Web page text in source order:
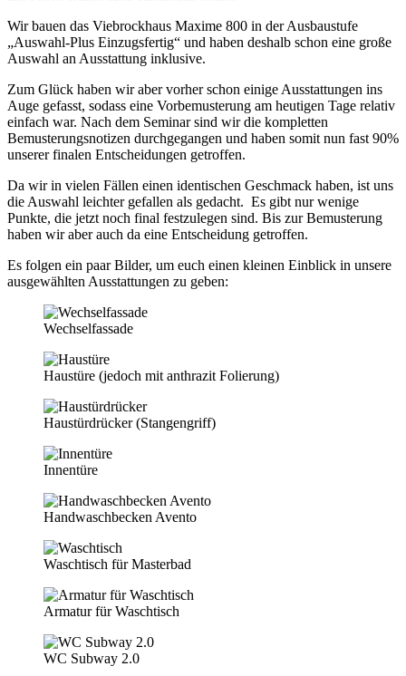
Wir bauen das Viebrockhaus Maxime 800 in der Ausbaustufe
„Auswahl-Plus Einzugsfertig“ und haben deshalb schon eine große
Auswahl an Ausstattung inklusive.
Zum Glück haben wir aber vorher schon einige Ausstattungen ins
Auge gefasst, sodass eine Vorbemusterung am heutigen Tage relativ
einfach war. Nach dem Seminar sind wir die kompletten
Bemusterungsnotizen durchgegangen und haben somit nun fast 90%
unserer finalen Entscheidungen getroffen.
Da wir in vielen Fällen einen identischen Geschmack haben, ist uns
die Auswahl leichter gefallen als gedacht. Es gibt nur wenige
Punkte, die jetzt noch final festzulegen sind. Bis zur Bemusterung
haben wir aber auch da eine Entscheidung getroffen.
Es folgen ein paar Bilder, um euch einen kleinen Einblick in unsere
ausgewählten Ausstattungen zu geben:
Wechselfassade
Haustüre (jedoch mit anthrazit Folierung)
Haustürdrücker (Stangengriff)
Innentüre
Handwaschbecken Avento
Waschtisch für Masterbad
Armatur für Waschtisch
WC Subway 2.0